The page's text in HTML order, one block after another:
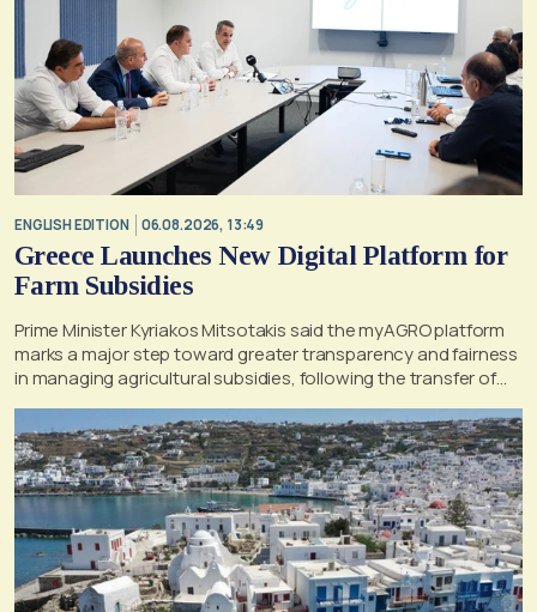
ENGLISH EDITION 06.08.2026, 13:49
Greece Launches New Digital Platform for
Farm Subsidies
Prime Minister Kyriakos Mitsotakis said the myAGRO platform
marks a major step toward greater transparency and fairness
in managing agricultural subsidies, following the transfer of
former OPEKEPE functions to the tax authority